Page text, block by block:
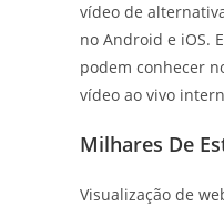
vídeo de
no Android e iOS.
podem conhecer
vídeo ao vivo
Milhares De
Visualização de